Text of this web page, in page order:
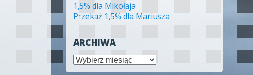
1,5% dla Mikołaja
Przekaż 1,5% dla Mariusza
ARCHIWA
Archiwa